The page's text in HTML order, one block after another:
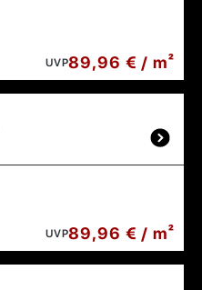
UVP89,96 € / m²
UVP89,96 € / m²